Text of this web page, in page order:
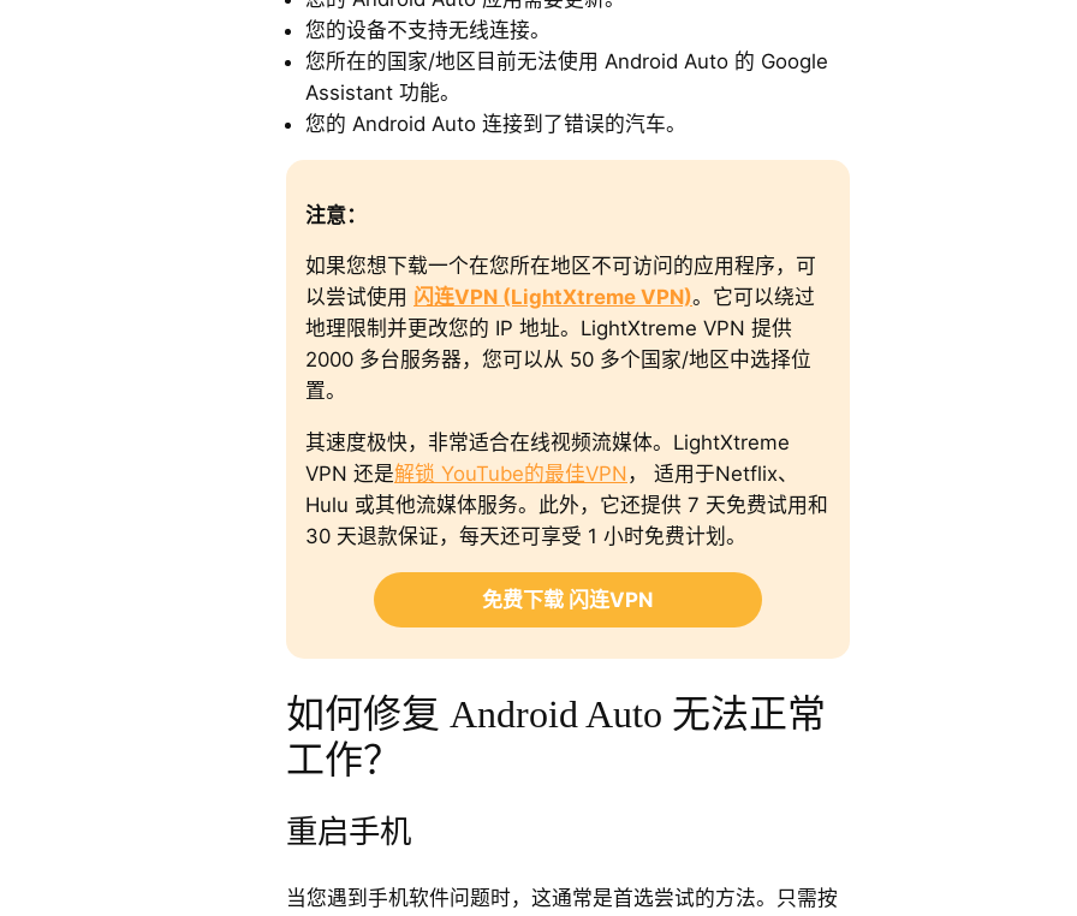
您的设备不支持无线连接。
您所在的国家/地区目前无法使用 Android Auto 的 Google
Assistant 功能。
您的 Android Auto 连接到了错误的汽车。
注意：
如果您想下载一个在您所在地区不可访问的应用程序，可
以尝试使用 闪连VPN (LightXtreme VPN)。它可以绕过
地理限制并更改您的 IP 地址。LightXtreme VPN 提供
2000 多台服务器，您可以从 50 多个国家/地区中选择位
置。
其速度极快，非常适合在线视频流媒体。LightXtreme
VPN 还是解锁 YouTube的最佳VPN ， 适用于Netflix、
Hulu 或其他流媒体服务。此外，它还提供 7 天免费试用和
30 天退款保证，每天还可享受 1 小时免费计划。
免费下载 闪连VPN
如何修复 Android Auto 无法正常
工作？
重启手机
当您遇到手机软件问题时，这通常是首选尝试的方法。只需按